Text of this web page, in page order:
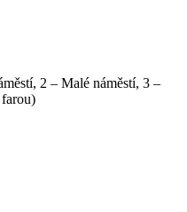
2 – Malé náměstí, 3 –